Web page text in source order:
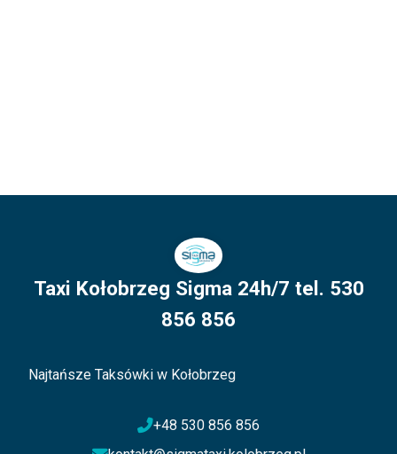
Taxi Kołobrzeg Sigma 24h/7 tel. 530
856 856
Najtańsze Taksówki w Kołobrzeg
+48 530 856 856